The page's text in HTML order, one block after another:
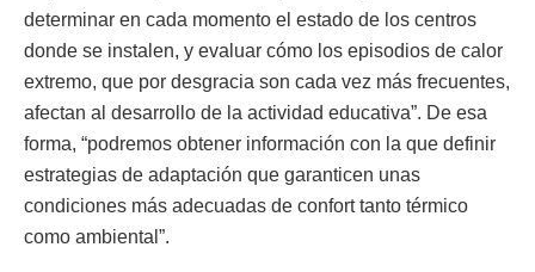
determinar en cada momento el estado de los centros
donde se instalen, y evaluar cómo los episodios de calor
extremo, que por desgracia son cada vez más frecuentes,
afectan al desarrollo de la actividad educativa”. De esa
forma, “podremos obtener información con la que definir
estrategias de adaptación que garanticen unas
condiciones más adecuadas de confort tanto térmico
como ambiental”.